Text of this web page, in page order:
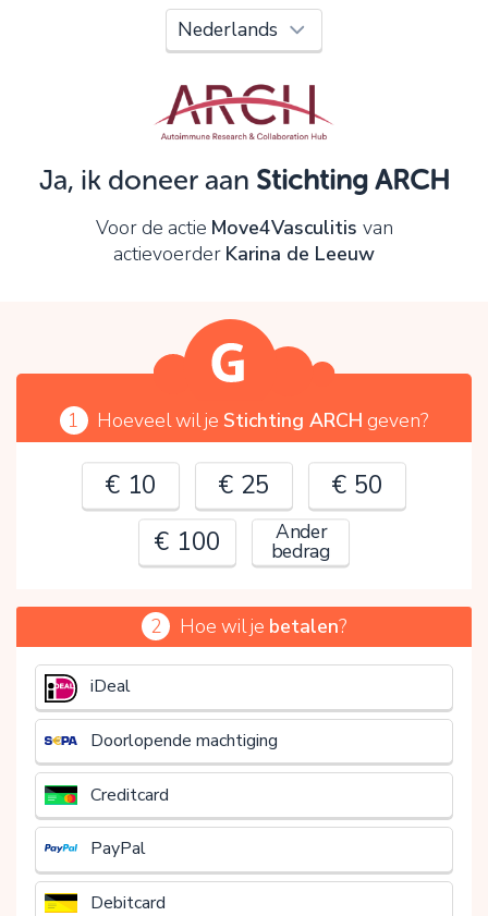
Ja, ik doneer aan Stichting ARCH
Voor de actie Move4Vasculitis van
actievoerder Karina de Leeuw
1 Hoeveel wil je Stichting ARCH geven?
€ 10 € 25
€ 50
€ 100
Ander
bedrag
€
2 Hoe wil je betalen?
iDeal
Doorlopende machtiging
Creditcard
PayPal
Debitcard
Oeps!
Je kunt nog niet verder vanwege:
Controleer en verbeter je invoer en probeer het
OK